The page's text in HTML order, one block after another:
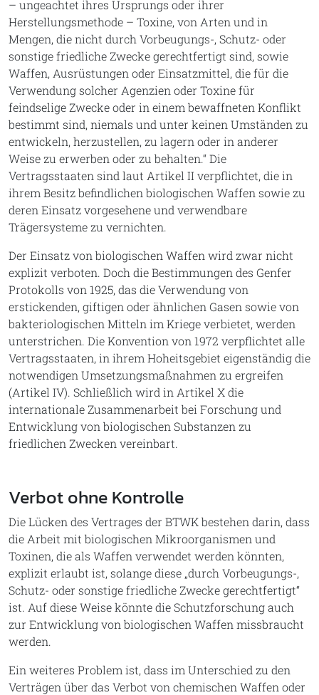
– ungeachtet ihres Ursprungs oder ihrer
Herstellungsmethode – Toxine, von Arten und in
Mengen, die nicht durch Vorbeugungs-, Schutz- oder
sonstige friedliche Zwecke gerechtfertigt sind, sowie
Waffen, Ausrüstungen oder Einsatzmittel, die für die
Verwendung solcher Agenzien oder Toxine für
feindselige Zwecke oder in einem bewaffneten Konflikt
bestimmt sind, niemals und unter keinen Umständen zu
entwickeln, herzustellen, zu lagern oder in anderer
Weise zu erwerben oder zu behalten.“ Die
Vertragsstaaten sind laut Artikel II verpflichtet, die in
ihrem Besitz befindlichen biologischen Waffen sowie zu
deren Einsatz vorgesehene und verwendbare
Trägersysteme zu vernichten.
Der Einsatz von biologischen Waffen wird zwar nicht
explizit verboten. Doch die Bestimmungen des Genfer
Protokolls von 1925, das die Verwendung von
erstickenden, giftigen oder ähnlichen Gasen sowie von
bakteriologischen Mitteln im Kriege verbietet, werden
unterstrichen. Die Konvention von 1972 verpflichtet alle
Vertragsstaaten, in ihrem Hoheitsgebiet eigenständig die
notwendigen Umsetzungsmaßnahmen zu ergreifen
(Artikel IV). Schließlich wird in Artikel X die
internationale Zusammenarbeit bei Forschung und
Entwicklung von biologischen Substanzen zu
friedlichen Zwecken vereinbart.
Verbot ohne Kontrolle
Die Lücken des Vertrages der BTWK bestehen darin, dass
die Arbeit mit biologischen Mikroorganismen und
Toxinen, die als Waffen verwendet werden könnten,
explizit erlaubt ist, solange diese „durch Vorbeugungs-,
Schutz- oder sonstige friedliche Zwecke gerechtfertigt“
ist. Auf diese Weise könnte die Schutzforschung auch
zur Entwicklung von biologischen Waffen missbraucht
werden.
Ein weiteres Problem ist, dass im Unterschied zu den
Verträgen über das Verbot von chemischen Waffen oder